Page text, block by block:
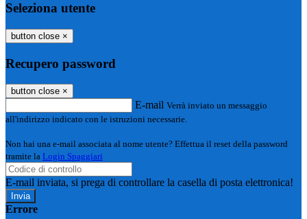
Seleziona utente
button close ×
Recupero password
button close ×
E-mail Verrà inviato un messaggio
all'indirizzo indicato con le istruzioni necessarie.
Non hai una e-mail associata al nome utente? Effettua il reset della password
tramite la Login Spaggiari
E-mail inviata, si prega di controllare la casella di posta elettronica!
Errore